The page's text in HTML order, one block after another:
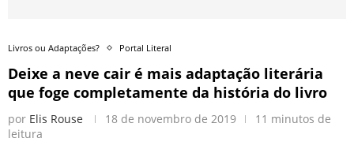
Livros ou Adaptações? Portal Literal
Deixe a neve cair é mais adaptação literária
que foge completamente da história do livro
por Elis Rouse 18 de novembro de 2019
11 minutos de
leitura